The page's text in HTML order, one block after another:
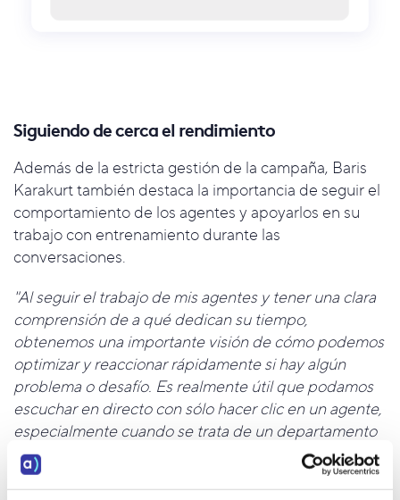
Siguiendo de cerca el rendimiento
Además de la estricta gestión de la campaña, Baris
Karakurt también destaca la importancia de seguir el
comportamiento de los agentes y apoyarlos en su
trabajo con entrenamiento durante las
conversaciones.
"Al seguir el trabajo de mis agentes y tener una clara
comprensión de a qué dedican su tiempo,
obtenemos una importante visión de cómo podemos
optimizar y reaccionar rápidamente si hay algún
problema o desafío. Es realmente útil que podamos
escuchar en directo con sólo hacer clic en un agente,
especialmente cuando se trata de un departamento
que consta de muchos empleados."